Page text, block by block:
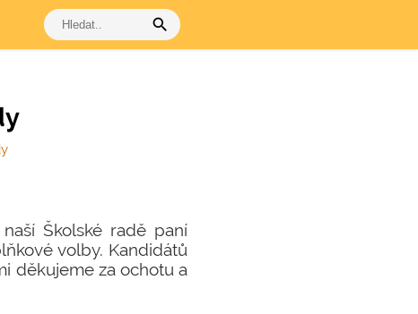
search
Školské radě paní
volby. Kandidátů
děkujeme za ochotu a